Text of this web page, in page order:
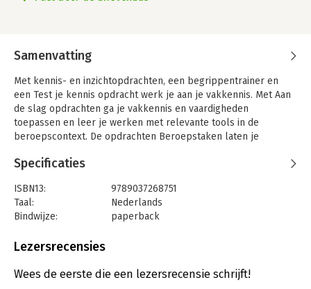
Samenvatting
Met kennis- en inzichtopdrachten, een begrippentrainer en
een Test je kennis opdracht werk je aan je vakkennis. Met Aan
de slag opdrachten ga je vakkennis en vaardigheden
toepassen en leer je werken met relevante tools in de
beroepscontext. De opdrachten Beroepstaken laten je
Sociaal zekerheidsrecht is afgestemd op het kennisexamen
Brede kennis sociale zekerheidsrecht en bereidt voor op de
praktijkexamens van Stichting Praktijkleren.
Combipakket
Dit combipakket bestaat uit een theorie- en werkboek en een
licentie die toegang geeft tot de digitale leeromgeving. Deze is
geldig gedurende één jaar en kan kosteloos verlengd worden.
Specificaties
ISBN13:
9789037268751
Taal:
Nederlands
Bindwijze:
paperback
Uitgever:
Verschijningsdatum:
15-8-2025
Lezersrecensies
Wees de eerste die een lezersrecensie schrijft!